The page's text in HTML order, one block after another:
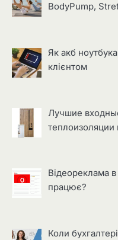
BodyPump,
Як акб
клієнтом
Лучшие
теплоизоляции
Відеореклама
працює?
Коли